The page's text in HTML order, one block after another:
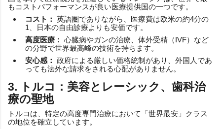
もコストパフォーマンスが良い医療提供国の一つです。
コスト： 英語圏でありながら、医療費は欧米の約4分の
1、日本の自由診療よりも安価です。
高度医療： 心臓病やガンの治療、体外受精（IVF）など
の分野で世界最高峰の技術を持ちます。
安心感： 政府による厳しい価格統制があり、外国人であ
っても法外な請求をされる心配がありません。
3. トルコ：美容とレーシック、歯科治
療の聖地
トルコは、特定の高度専門治療において「世界最安」クラス
の地位を確立しています。